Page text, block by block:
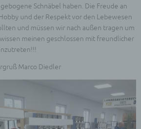
Schnäbel haben. Die Freude an
und der Respekt vor den Lebewesen
und müssen wir nach außen tragen um
meinen geschlossen mit freundlicher
Marco Diedler